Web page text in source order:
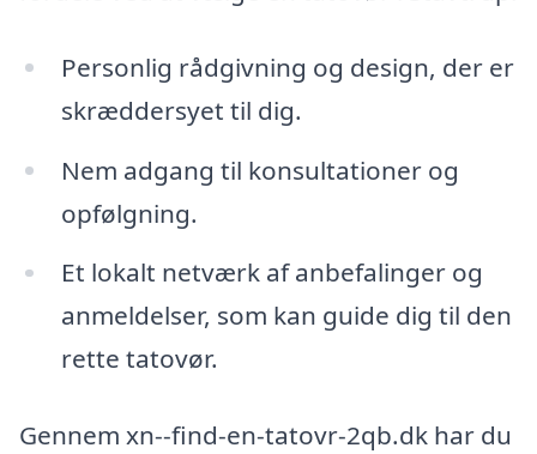
Personlig rådgivning og design, der er
skræddersyet til dig.
Nem adgang til konsultationer og
opfølgning.
Et lokalt netværk af anbefalinger og
anmeldelser, som kan guide dig til den
rette tatovør.
Gennem xn--find-en-tatovr-2qb.dk har du